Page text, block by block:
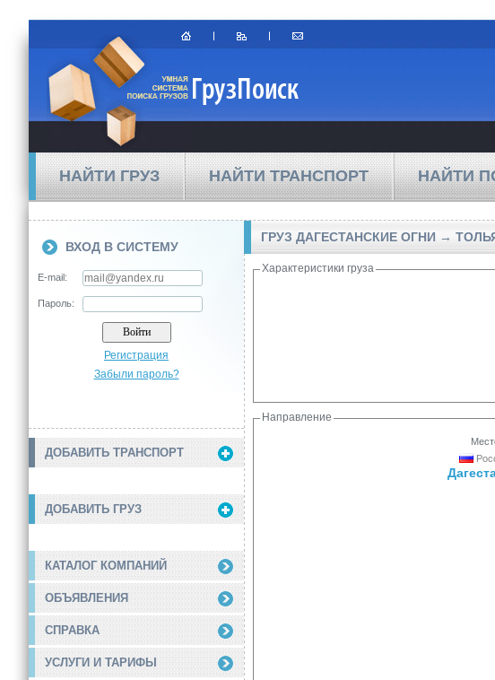
НАЙТИ ГРУЗ НАЙТИ ТРАНСПОРТ НАЙТИ
ВХОД В СИСТЕМУ
E-mail:
Пароль:
Регистрация
Забыли пароль?
ДОБАВИТЬ ТРАНСПОРТ
ДОБАВИТЬ ГРУЗ
КАТАЛОГ КОМПАНИЙ
ОБЪЯВЛЕНИЯ
СПРАВКА
УСЛУГИ И ТАРИФЫ
ГРУЗ ДАГЕСТАНСКИЕ ОГНИ →
Характеристики груза
Направление